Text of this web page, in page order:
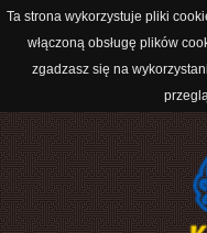
Ta strona wykorzystuje pliki
włączoną obsługę plików
zgadzasz się na